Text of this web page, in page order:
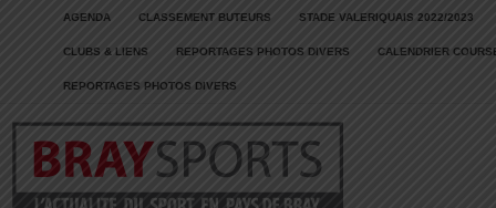
AGENDA CLASSEMENT BUTEURS STADE VALERIQUAIS 2022/2023
CLUBS & LIENS REPORTAGES PHOTOS DIVERS CALENDRIER
REPORTAGES PHOTOS DIVERS